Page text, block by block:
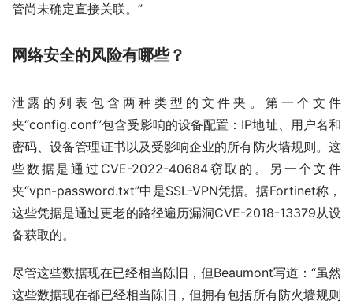
管尚未确定直接关联。”
网络安全的风险有哪些？
泄露的列表包含两种类型的文件夹。第一个文件
夹“config.conf”包含受影响的设备配置：IP地址、用户名和
密码、设备管理证书以及受影响企业的所有防火墙规则。这
些数据是通过CVE-2022-40684窃取的。另一个文件
夹“vpn-password.txt”中是SSL-VPN凭据。据Fortinet称，
这些凭据是通过更老的路径遍历漏洞CVE-2018-13379从设
备获取的。
尽管这些数据现在已经相当陈旧，但Beaumont写道：“虽然
这些数据现在都已经相当陈旧，但拥有包括所有防火墙规则